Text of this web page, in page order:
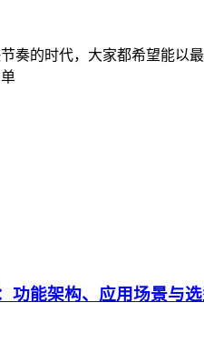
奏的时代，大家都希望能以
功能架构、应用场景与